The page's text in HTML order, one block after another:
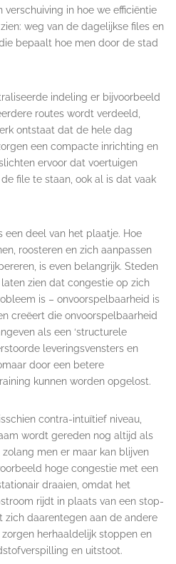
verschuiving in hoe we efficiëntie
weg van de dagelijkse files en
bepaalt hoe men door de stad
indeling er bijvoorbeeld
routes wordt verdeeld,
ontstaat dat de hele dag
een compacte inrichting en
ervoor dat voertuigen
file te staan, ook al is dat vaak
een deel van het plaatje. Hoe
roosteren en zich aanpassen
is even belangrijk. Steden
zien dat congestie op zich
is – onvoorspelbaarheid is
creëert die onvoorspelbaarheid
als een ‘structurele
leveringsvensters en
door een betere
kunnen worden opgelost.
contra-intuïtief niveau,
wordt gereden nog altijd als
men er maar kan blijven
hoge congestie met een
draaien, omdat het
rijdt in plaats van een stop-
zich daarentegen aan de andere
herhaaldelijk stoppen en
en uitstoot.